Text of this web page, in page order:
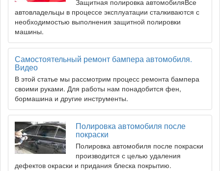
Защитная полировка автомобиляВсе
автовладельцы в процессе эксплуатации сталкиваются с
необходимостью выполнения защитной полировки
машины.
Самостоятельный ремонт бампера автомобиля.
Видео
В этой статье мы рассмотрим процесс ремонта бампера
своими руками. Для работы нам понадобится фен,
бормашина и другие инструменты.
Полировка автомобиля после
покраски
Полировка автомобиля после покраски
производится с целью удаления
дефектов окраски и придания блеска покрытию.